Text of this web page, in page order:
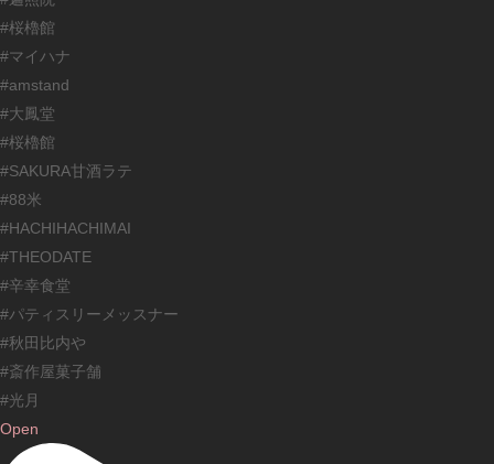
#桜櫓館
#マイハナ
#amstand
#大鳳堂
#桜櫓館
#SAKURA甘酒ラテ
#88米
#HACHIHACHIMAI
#THEODATE
#辛幸食堂
#パティスリーメッスナー
#秋田比内や
#斎作屋菓子舗
#光月
Open